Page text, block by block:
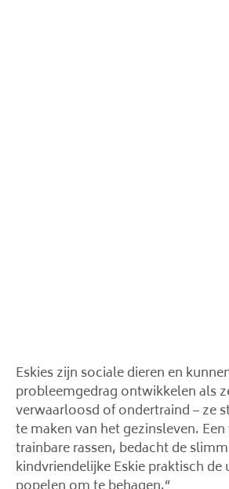
Eskies zijn sociale dieren en
probleemgedrag ontwikkelen als
verwaarloosd of ondertraind – ze
te maken van het gezinsleven.
trainbare rassen, bedacht de
kindvriendelijke Eskie praktisch